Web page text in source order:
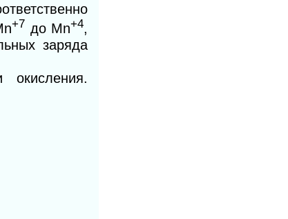
+7 до Мn+4,
заряда
окисления.